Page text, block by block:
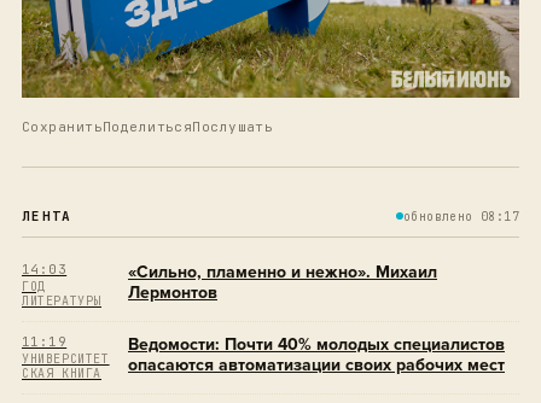
СохранитьПоделитьсяПослушать
ЛЕНТА обновлено 08:17
14:03
ГОД
ЛИТЕРАТУРЫ
«Сильно, пламенно и нежно». Михаил
Лермонтов
11:19
УНИВЕРСИТЕТ
СКАЯ КНИГА
Ведомости: Почти 40% молодых специалистов
опасаются автоматизации своих рабочих мест